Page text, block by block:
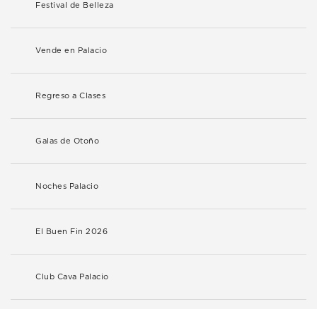
Festival de Belleza
Vende en Palacio
Regreso a Clases
Galas de Otoño
Noches Palacio
El Buen Fin 2026
Club Cava Palacio